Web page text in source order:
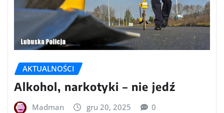
AKTUALNOŚCI
Alkohol, narkotyki – nie jedź
Madman gru 20, 2025 0